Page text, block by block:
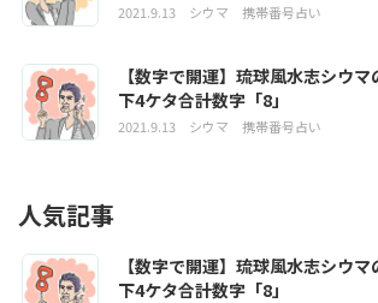
2021.9.13 シウマ 携帯番号占い
【数字で開運】琉球風水志シウ
下4ケタ合計数字「8」
2021.9.13 シウマ 携帯番号占い
人気記事
【数字で開運】琉球風水志シウ
下4ケタ合計数字「8」